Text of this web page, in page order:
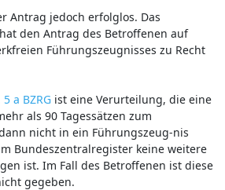
Antrag jedoch erfolglos. Das
den Antrag des Betroffenen auf
Führungszeugnisses zu Recht
a BZRGist eine Verurteilung, die eine
als 90 Tagessätzen zum
nicht in ein Führungszeug-nis
Bundeszentralregister keine weitere
ist. Im Fall des Betroffenen ist diese
gegeben.